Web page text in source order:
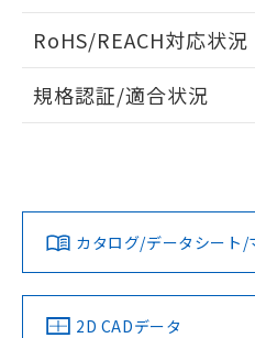
ドすることができます。
ログイン/
ダウンロードデータをご利用
みください。
ソフトウェアの使用条件
RoHS/REACH対応状況
EU RoHS 注意事項・凡例
対応済み
中国 RoHS 注意事項・凡例
規格認証/適合状況
カタログ/データシート/
2D CADデータ
また、RoHS指令の
物質の対応では、対応
荷製品に未対応品が
欄に対応日を記載して
既に当社にて対応品